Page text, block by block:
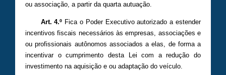
ou associação, a partir da quarta autuação.
Art. 4.º Fica o Poder Executivo autorizado a estender
incentivos fiscais necessários às empresas, associações e
ou profissionais autônomos associados a elas, de forma a
incentivar o cumprimento desta Lei com a redução do
investimento na aquisição e ou adaptação do veículo.